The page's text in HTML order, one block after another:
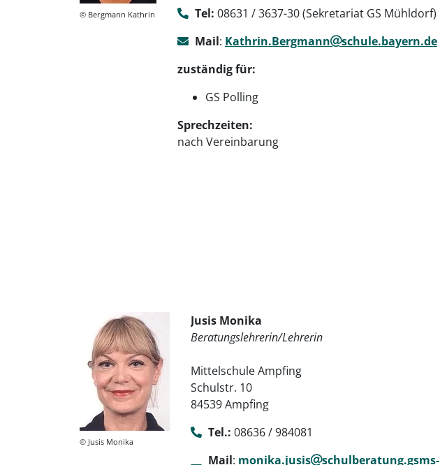
© Bergmann Kathrin
Tel: 08631 / 3637-30 (Sekretariat GS Mühldorf)
Mail: Kathrin.Bergmann
schule.bayern.de
zuständig für:
GS Polling
Sprechzeiten:
nach Vereinbarung
© Jusis Monika
Jusis Monika
Beratungslehrerin/Lehrerin
Mittelschule Ampfing
Schulstr. 10
84539 Ampfing
Tel.: 08636 / 984081
Mail: monika.jusis
schulberatung.gsms-